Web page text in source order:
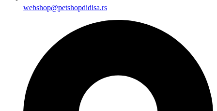
webshop@petshopdidisa.rs